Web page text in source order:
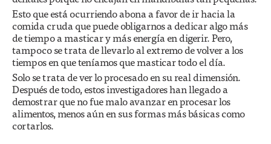
Esto que está ocurriendo abona a favor de ir hacia la
comida cruda que puede obligarnos a dedicar algo más
de tiempo a masticar y más energía en digerir. Pero,
tampoco se trata de llevarlo al extremo de volver a los
tiempos en que teníamos que masticar todo el día.
Solo se trata de ver lo procesado en su real dimensión.
Después de todo, estos investigadores han llegado a
demostrar que no fue malo avanzar en procesar los
alimentos, menos aún en sus formas más básicas como
cortarlos.